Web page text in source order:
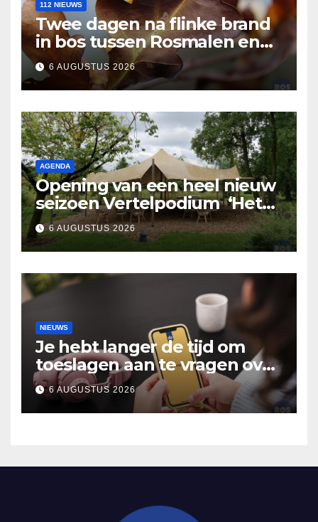
112 NIEUWS
Twee dagen na flinke brand
in bos tussen Rosmalen en
Nuland
6 AUGUSTUS 2026
AGENDA
Opening van een heel nieuw
seizoen Vertelpodium ‘Het
Lopende Vuur’. Landelijke
verhalen in Bomentuin D’n
Hooidonk
6 AUGUSTUS 2026
NIEUWS
Je hebt langer de tijd om
toeslagen aan te vragen over
2025
6 AUGUSTUS 2026